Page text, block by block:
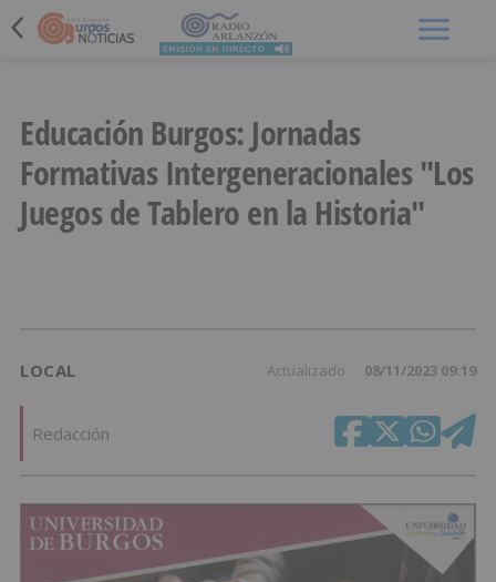
Educación Burgos: Jornadas
Formativas Intergeneracionales "Los
Juegos de Tablero en la Historia"
LOCAL Actualizado 08/11/2023 09:19
Redacción